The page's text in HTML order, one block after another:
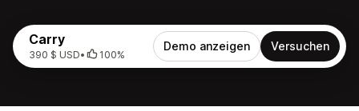
Carry
390 $ USD• 100%
Demo anzeigen Versuchen